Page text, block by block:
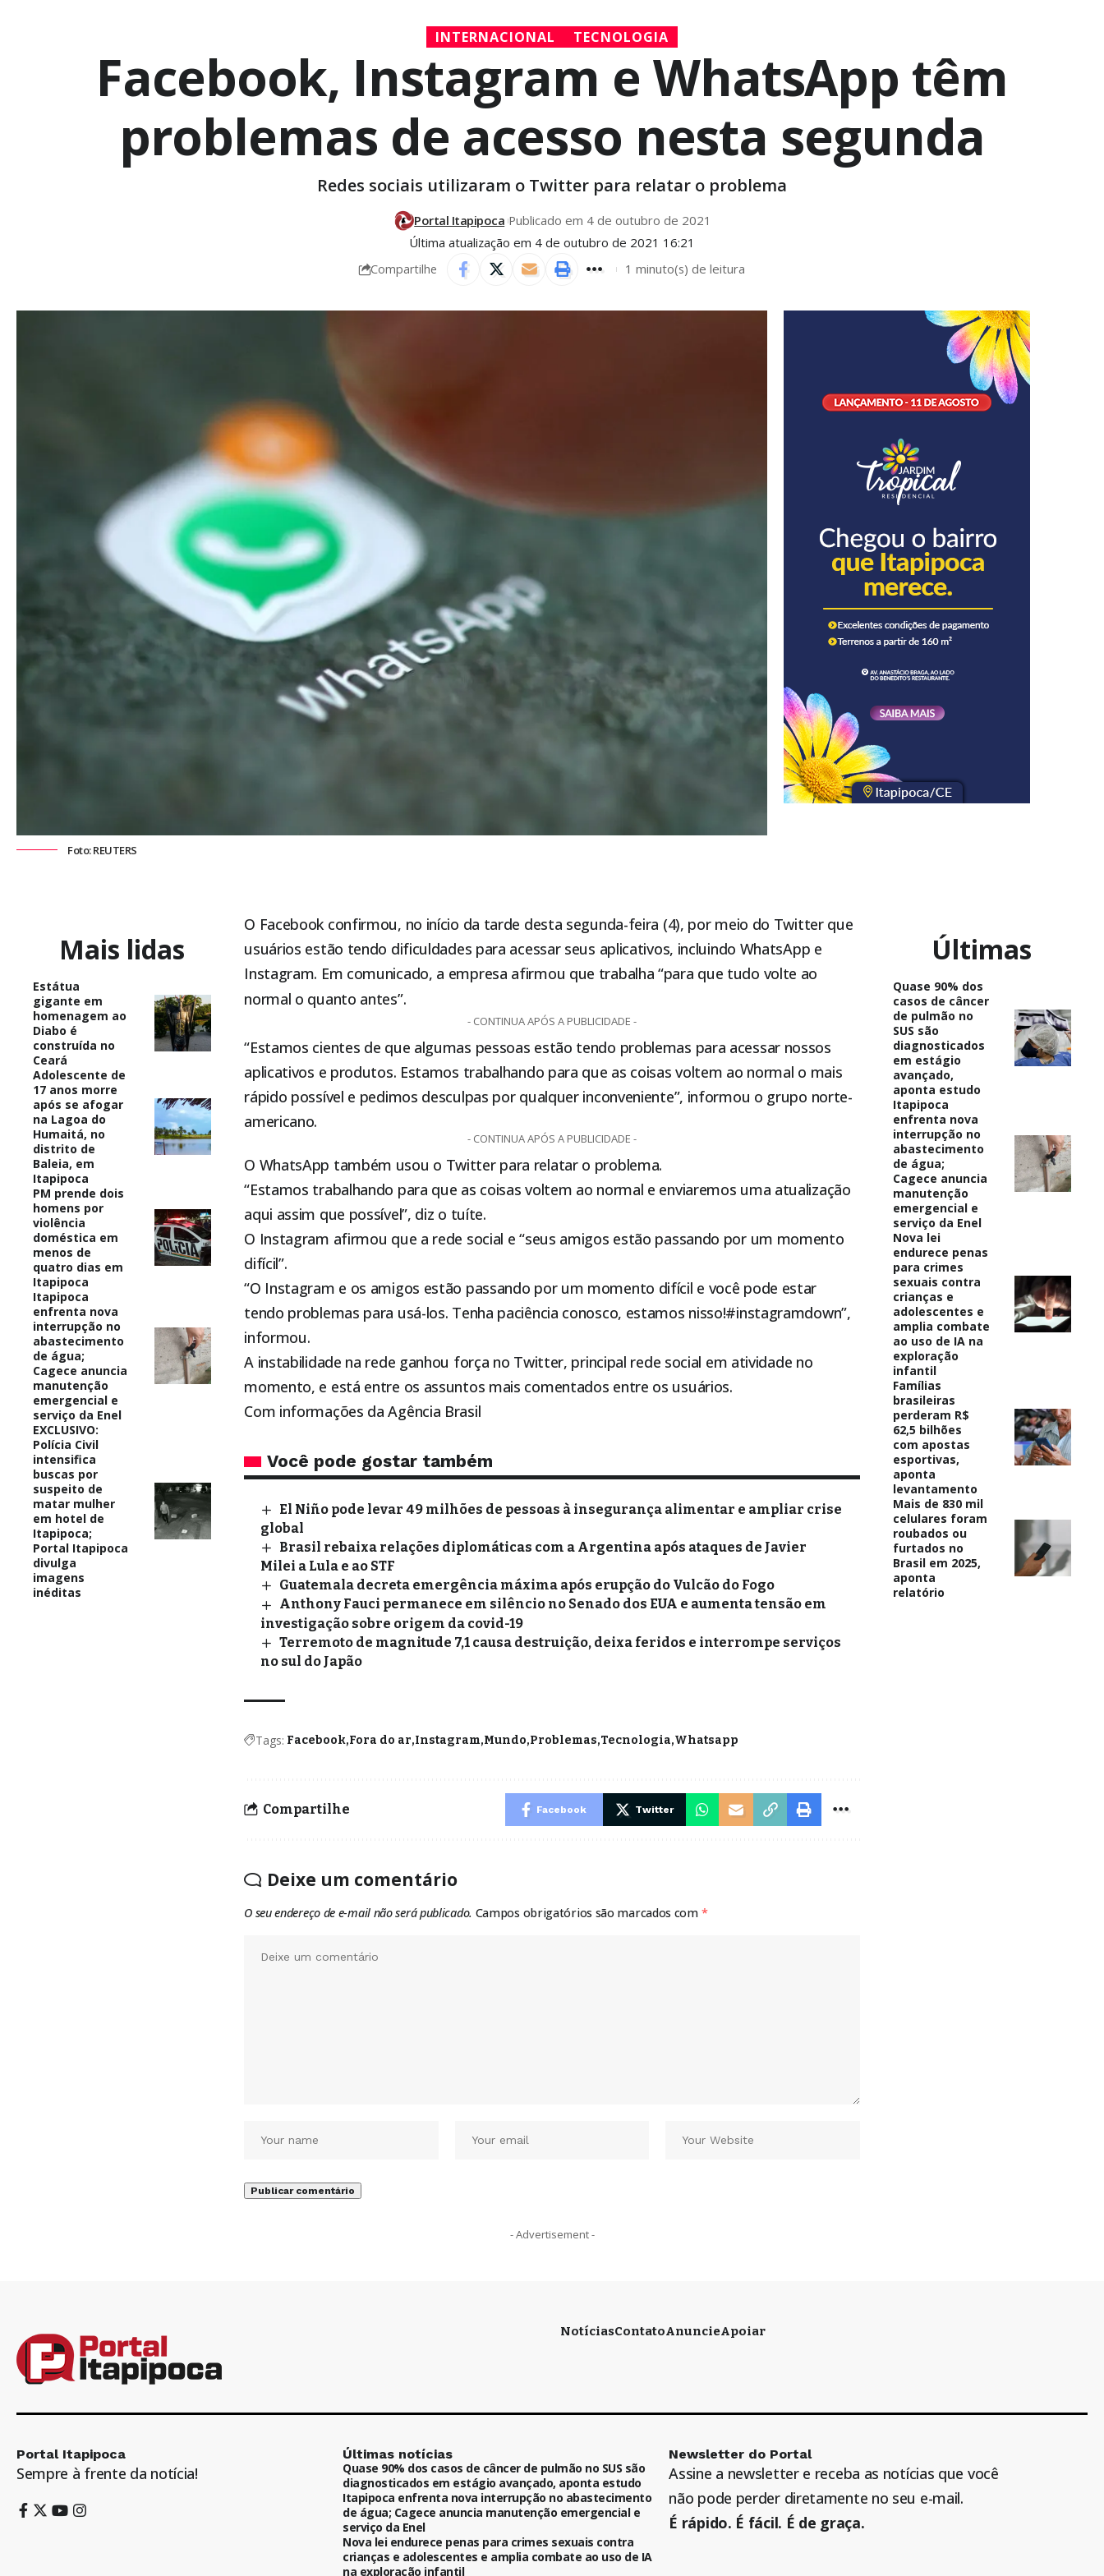
INTERNACIONAL TECNOLOGIA
Facebook, Instagram e WhatsApp têm
problemas de acesso nesta segunda
Redes sociais utilizaram o Twitter para relatar o problema
Última atualização em 4 de outubro de 2021 16:21
Portal Itapipoca Publicado em 4 de outubro de 2021
Compartilhe 1 minuto(s) de leitura
Foto: REUTERS
Mais lidas
Estátua
gigante em
homenagem ao
Diabo é
construída no
Ceará
Adolescente de
17 anos morre
após se afogar
na Lagoa do
Humaitá, no
distrito de
Baleia, em
Itapipoca
PM prende dois
homens por
violência
doméstica em
menos de
quatro dias em
Itapipoca
Itapipoca
enfrenta nova
interrupção no
abastecimento
de água;
Cagece anuncia
manutenção
emergencial e
serviço da Enel
EXCLUSIVO:
Polícia Civil
intensifica
buscas por
suspeito de
matar mulher
em hotel de
Itapipoca;
Portal Itapipoca
divulga
imagens
inéditas
O Facebook confirmou, no início da tarde desta segunda-feira (4), por meio do Twitter que
usuários estão tendo dificuldades para acessar seus aplicativos, incluindo WhatsApp e
Instagram. Em comunicado, a empresa afirmou que trabalha “para que tudo volte ao
normal o quanto antes”.
- CONTINUA APÓS A PUBLICIDADE -
“Estamos cientes de que algumas pessoas estão tendo problemas para acessar nossos
aplicativos e produtos. Estamos trabalhando para que as coisas voltem ao normal o mais
rápido possível e pedimos desculpas por qualquer inconveniente”, informou o grupo norte-
americano.
- CONTINUA APÓS A PUBLICIDADE -
O WhatsApp também usou o Twitter para relatar o problema.
“Estamos trabalhando para que as coisas voltem ao normal e enviaremos uma atualização
aqui assim que possível”, diz o tuíte.
O Instagram afirmou que a rede social e “seus amigos estão passando por um momento
difícil”.
“O Instagram e os amigos estão passando por um momento difícil e você pode estar
tendo problemas para usá-los. Tenha paciência conosco, estamos nisso!#instagramdown”,
informou.
A instabilidade na rede ganhou força no Twitter, principal rede social em atividade no
momento, e está entre os assuntos mais comentados entre os usuários.
Com informações da Agência Brasil
Você pode gostar também
El Niño pode levar 49 milhões de pessoas à insegurança alimentar e ampliar crise
global
Brasil rebaixa relações diplomáticas com a Argentina após ataques de Javier
Milei a Lula e ao STF
Guatemala decreta emergência máxima após erupção do Vulcão do Fogo
Anthony Fauci permanece em silêncio no Senado dos EUA e aumenta tensão em
investigação sobre origem da covid-19
Terremoto de magnitude 7,1 causa destruição, deixa feridos e interrompe serviços
no sul do Japão
Tags: Facebook Fora do ar Instagram Mundo Problemas Tecnologia Whatsapp
Compartilhe Facebook Twitter
Deixe um comentário
O seu endereço de e-mail não será publicado. Campos obrigatórios são marcados com *
- Advertisement -
Últimas
Quase 90% dos
casos de câncer
de pulmão no
SUS são
diagnosticados
em estágio
avançado,
aponta estudo
Itapipoca
enfrenta nova
interrupção no
abastecimento
de água;
Cagece anuncia
manutenção
emergencial e
serviço da Enel
Nova lei
endurece penas
para crimes
sexuais contra
crianças e
adolescentes e
amplia combate
ao uso de IA na
exploração
infantil
Famílias
brasileiras
perderam R$
62,5 bilhões
com apostas
esportivas,
aponta
levantamento
Mais de 830 mil
celulares foram
roubados ou
furtados no
Brasil em 2025,
aponta
relatório
NotíciasContatoAnuncieApoiar
Portal Itapipoca
Sempre à frente da notícia!
Últimas notícias
Quase 90% dos casos de câncer de pulmão no SUS são
diagnosticados em estágio avançado, aponta estudo
Itapipoca enfrenta nova interrupção no abastecimento
de água; Cagece anuncia manutenção emergencial e
serviço da Enel
Nova lei endurece penas para crimes sexuais contra
crianças e adolescentes e amplia combate ao uso de IA
na exploração infantil
Newsletter do Portal
Assine a newsletter e receba as notícias que você
não pode perder diretamente no seu e-mail.
É rápido. É fácil. É de graça.